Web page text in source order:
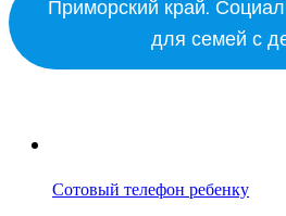
Приморский край.
для семей с
Сотовый телефон ребенку